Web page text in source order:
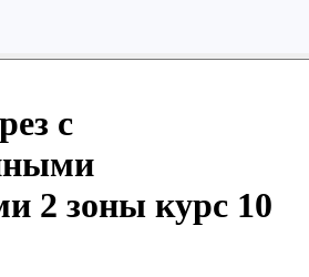
с
2 зоны курс 10